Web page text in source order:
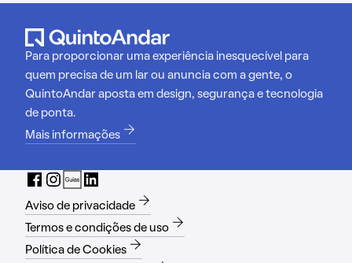
Para proporcionar uma experiência inesquecível para
quem precisa de um lar ou anuncia com a gente, o
QuintoAndar aposta em design, segurança e tecnologia
de ponta.
Mais informações
Aviso de privacidade
Termos e condições de uso
Política de Cookies